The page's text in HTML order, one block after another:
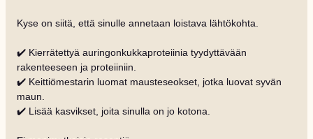
Kyse on siitä, että sinulle annetaan loistava lähtökohta.
✔️ Kierrätettyä auringonkukkaproteiinia tyydyttävään
rakenteeseen ja proteiiniin.
✔️ Keittiömestarin luomat mausteseokset, jotka luovat syvän
maun.
✔️ Lisää kasvikset, joita sinulla on jo kotona.